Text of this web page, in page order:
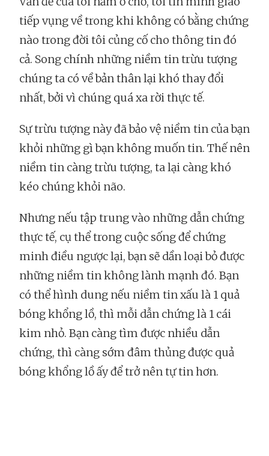
tiếp vụng về trong khi không có bằng chứng
nào trong đời tôi củng cố cho thông tin đó
cả. Song chính những niềm tin trừu tượng
chúng ta có về bản thân lại khó thay đổi
nhất, bởi vì chúng quá xa rời thực tế.
Sự trừu tượng này đã bảo vệ niềm tin của bạn
khỏi những gì bạn không muốn tin. Thế nên
niềm tin càng trừu tượng, ta lại càng khó
kéo chúng khỏi não.
Nhưng nếu tập trung vào những dẫn chứng
thực tế, cụ thể trong cuộc sống để chứng
minh điều ngược lại, bạn sẽ dần loại bỏ được
những niềm tin không lành mạnh đó. Bạn
có thể hình dung nếu niềm tin xấu là 1 quả
bóng khổng lồ, thì mỗi dẫn chứng là 1 cái
kim nhỏ. Bạn càng tìm được nhiều dẫn
chứng, thì càng sớm đâm thủng được quả
bóng khổng lồ ấy để trở nên tự tin hơn.